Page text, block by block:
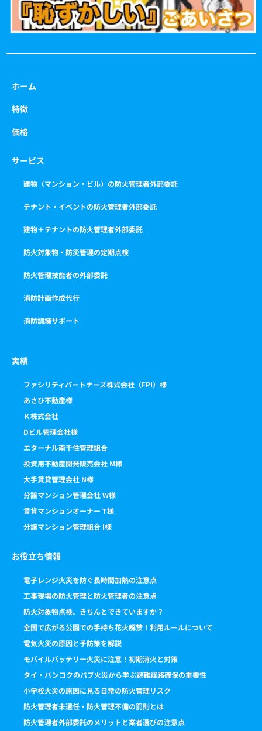
ホーム
特徴
価格
サービス
建物（マンション・ビル）の防火管理者外部委託
テナント・イベントの防火管理者外部委託
建物＋テナントの防火管理者外部委託
防火対象物・防災管理の定期点検
防火管理技能者の外部委託
消防計画作成代行
消防訓練サポート
実績
ファシリティパートナーズ株式会社（FPI）様
あさひ不動産様
Ｋ株式会社
Dビル管理会社様
エターナル南千住管理組合
投資用不動産開発販売会社 M様
大手賃貸管理会社 N様
分譲マンション管理会社 W様
賃貸マンションオーナー T様
分譲マンション管理組合 I様
お役立ち情報
電子レンジ火災を防ぐ長時間加熱の注意点
工事現場の防火管理と防火管理者の注意点
防火対象物点検、きちんとできていますか？
全国で広がる公園での手持ち花火解禁！利用ルールについて
電気火災の原因と予防策を解説
モバイルバッテリー火災に注意！初期消火と対策
タイ・バンコクのパブ火災から学ぶ避難経路確保の重要性
小学校火災の原因に見る日常の防火管理リスク
防火管理者未選任・防火管理不備の罰則とは
防火管理者外部委託のメリットと業者選びの注意点